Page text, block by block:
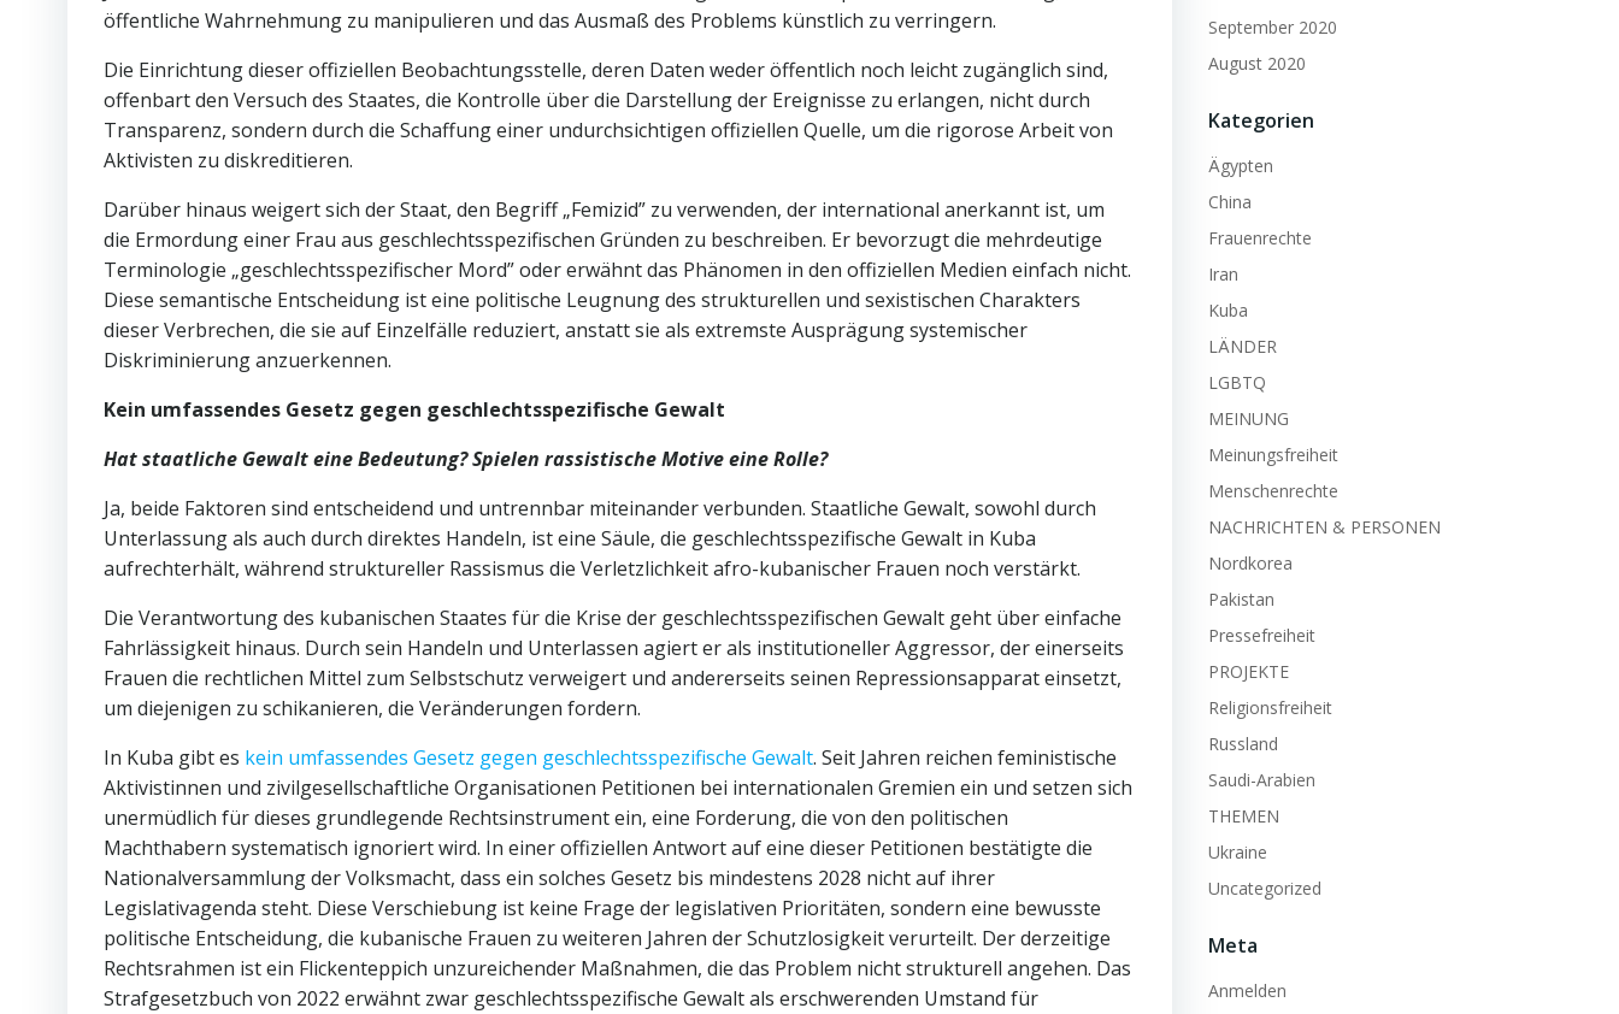
öffentliche Wahrnehmung zu manipulieren und das Ausmaß des Problems künstlich zu verringern.
Die Einrichtung dieser offiziellen Beobachtungsstelle, deren Daten weder öffentlich noch leicht zugänglich sind,
offenbart den Versuch des Staates, die Kontrolle über die Darstellung der Ereignisse zu erlangen, nicht durch
Transparenz, sondern durch die Schaffung einer undurchsichtigen offiziellen Quelle, um die rigorose Arbeit von
Aktivisten zu diskreditieren.
Darüber hinaus weigert sich der Staat, den Begriff „Femizid” zu verwenden, der international anerkannt ist, um
die Ermordung einer Frau aus geschlechtsspezifischen Gründen zu beschreiben. Er bevorzugt die mehrdeutige
Terminologie „geschlechtsspezifischer Mord” oder erwähnt das Phänomen in den offiziellen Medien einfach nicht.
Diese semantische Entscheidung ist eine politische Leugnung des strukturellen und sexistischen Charakters
dieser Verbrechen, die sie auf Einzelfälle reduziert, anstatt sie als extremste Ausprägung systemischer
Diskriminierung anzuerkennen.
Kein umfassendes Gesetz gegen geschlechtsspezifische Gewalt
Hat staatliche Gewalt eine Bedeutung? Spielen rassistische Motive eine Rolle?
Ja, beide Faktoren sind entscheidend und untrennbar miteinander verbunden. Staatliche Gewalt, sowohl durch
Unterlassung als auch durch direktes Handeln, ist eine Säule, die geschlechtsspezifische Gewalt in Kuba
aufrechterhält, während struktureller Rassismus die Verletzlichkeit afro-kubanischer Frauen noch verstärkt.
Die Verantwortung des kubanischen Staates für die Krise der geschlechtsspezifischen Gewalt geht über einfache
Fahrlässigkeit hinaus. Durch sein Handeln und Unterlassen agiert er als institutioneller Aggressor, der einerseits
Frauen die rechtlichen Mittel zum Selbstschutz verweigert und andererseits seinen Repressionsapparat einsetzt,
um diejenigen zu schikanieren, die Veränderungen fordern.
In Kuba gibt es kein umfassendes Gesetz gegen geschlechtsspezifische Gewalt. Seit Jahren reichen feministische
Aktivistinnen und zivilgesellschaftliche Organisationen Petitionen bei internationalen Gremien ein und setzen sich
unermüdlich für dieses grundlegende Rechtsinstrument ein, eine Forderung, die von den politischen
Machthabern systematisch ignoriert wird. In einer offiziellen Antwort auf eine dieser Petitionen bestätigte die
Nationalversammlung der Volksmacht, dass ein solches Gesetz bis mindestens 2028 nicht auf ihrer
Legislativagenda steht. Diese Verschiebung ist keine Frage der legislativen Prioritäten, sondern eine bewusste
politische Entscheidung, die kubanische Frauen zu weiteren Jahren der Schutzlosigkeit verurteilt. Der derzeitige
Rechtsrahmen ist ein Flickenteppich unzureichender Maßnahmen, die das Problem nicht strukturell angehen. Das
Strafgesetzbuch von 2022 erwähnt zwar geschlechtsspezifische Gewalt als erschwerenden Umstand für
September 2020
August 2020
Kategorien
Ägypten
China
Frauenrechte
Iran
Kuba
LÄNDER
LGBTQ
MEINUNG
Meinungsfreiheit
Menschenrechte
NACHRICHTEN & PERSONEN
Nordkorea
Pakistan
Pressefreiheit
PROJEKTE
Religionsfreiheit
Russland
Saudi-Arabien
THEMEN
Ukraine
Uncategorized
Meta
Anmelden